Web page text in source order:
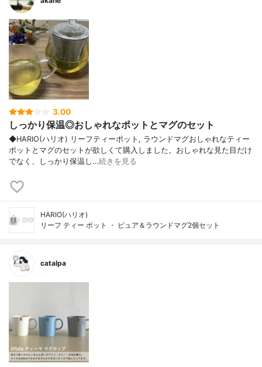
3.00
しっかり保温◎おしゃれなポットとマグのセット
◆HARIO(ハリオ) リーフティーポット, ラウンドマグおしゃれなティー
ポットとマグのセットが欲しくて購入しました。おしゃれな見た目だけ
でなく、しっかり保温し…続きを見る
HARIO(ハリオ)
リーフ ティー ポット ・ ピュア＆ラウンドマグ2個セット
catalpa